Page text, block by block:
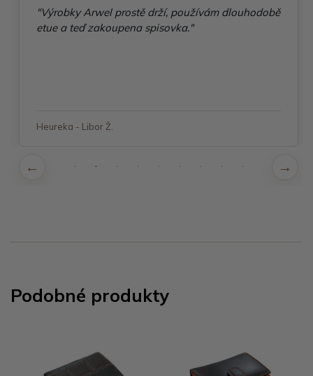
"Výrobky Arwel prostě drží, používám dlouhodobě
etue a teď zakoupena spisovka."
Heureka - Libor Ž.
Podobné produkty